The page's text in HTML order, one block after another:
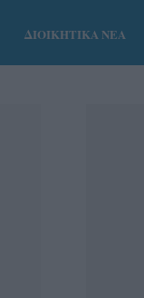
ΔΙΟΙΚΗΤΙΚΑ ΝΕΑ